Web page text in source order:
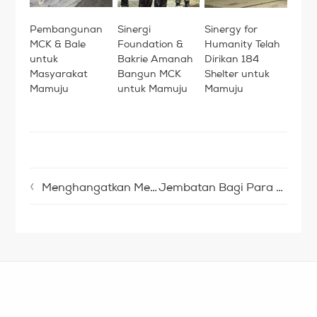
Pembangunan
MCK & Bale
untuk
Masyarakat
Mamuju
Sinergi
Foundation &
Bakrie Amanah
Bangun MCK
untuk Mamuju
Sinergy for
Humanity Telah
Dirikan 184
Shelter untuk
Mamuju
Menghangatkan Mereka di Tenda Pengungsian Jembatan Bagi Para Petani Pelintas Sungai…